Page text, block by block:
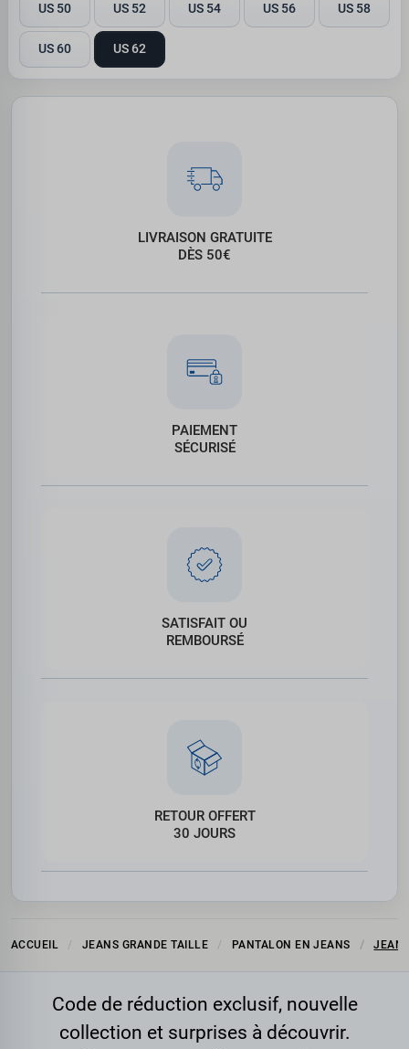
US 50 US 52 US 54 US 56 US 58
US 60 US 62
LIVRAISON GRATUITE
DÈS 50€
PAIEMENT
SÉCURISÉ
SATISFAIT OU
REMBOURSÉ
RETOUR OFFERT
30 JOURS
ACCUEIL JEANS GRANDE TAILLE PANTALON EN JEANS
Code de réduction exclusif, nouvelle
collection et surprises à découvrir.